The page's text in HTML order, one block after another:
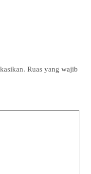
Ruas yang wajib